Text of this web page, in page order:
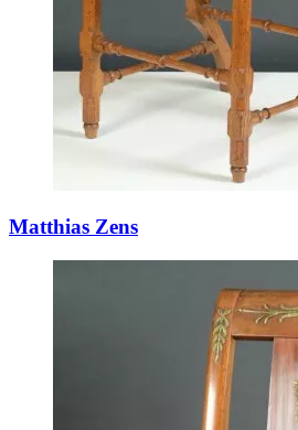
Matthias Zens